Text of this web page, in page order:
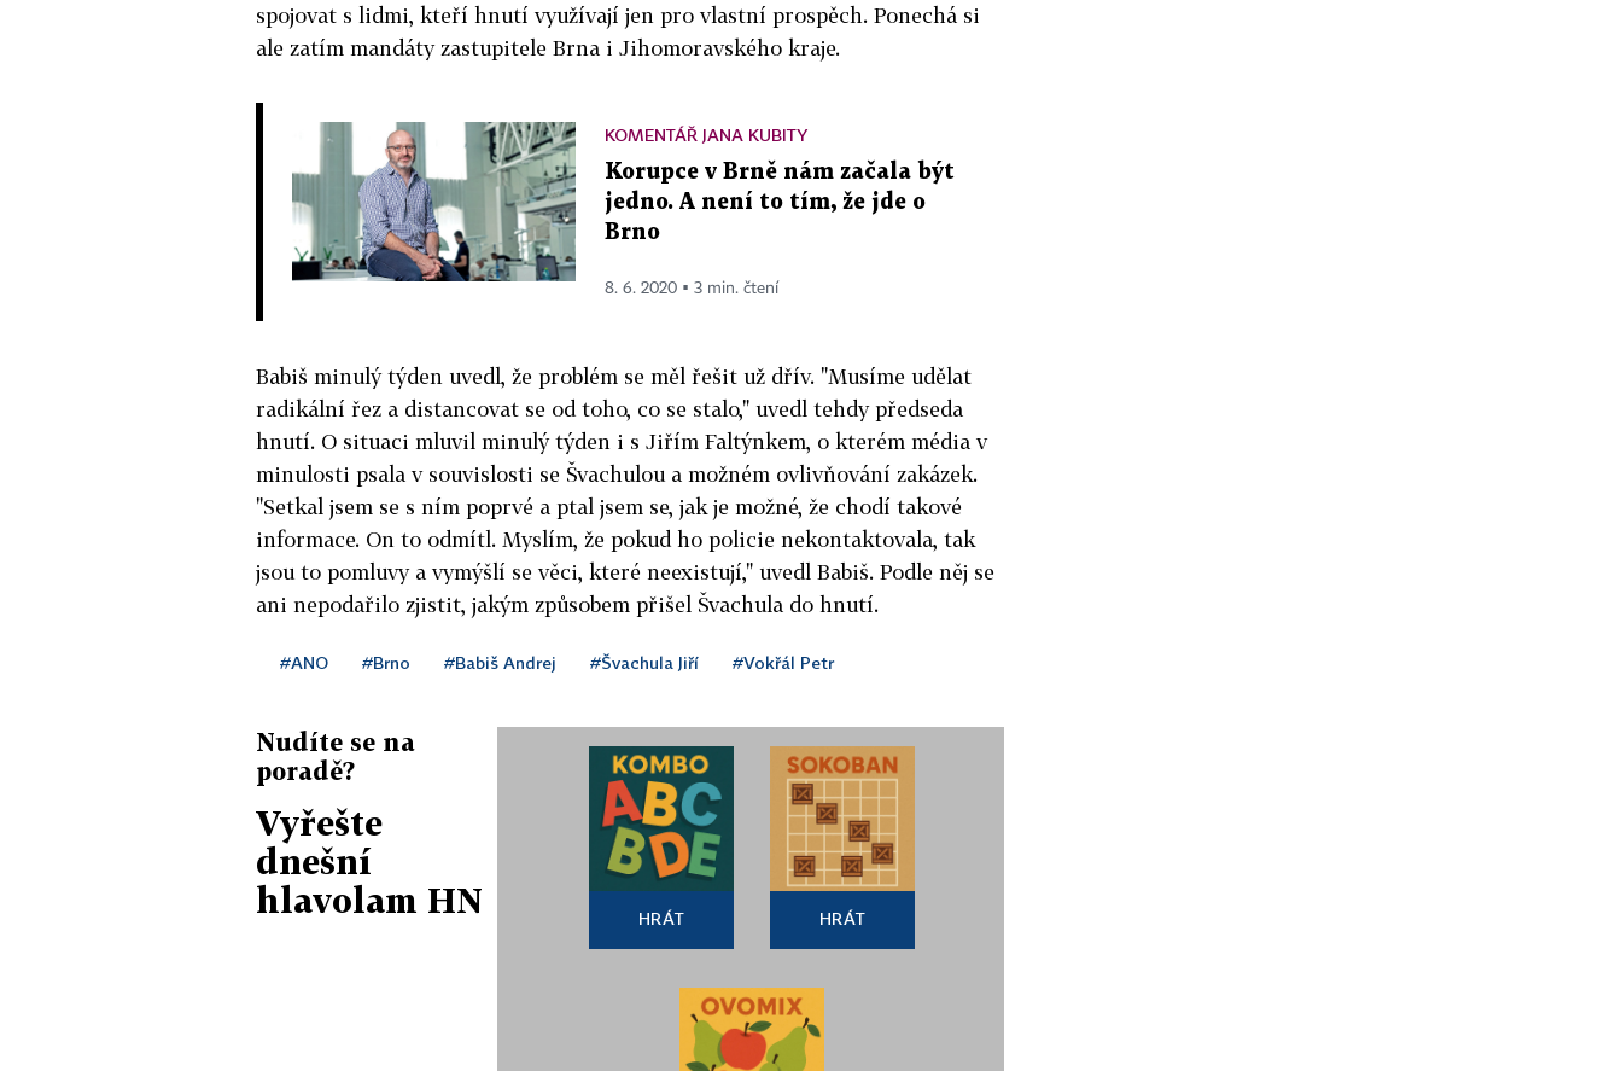
spojovat s lidmi, kteří hnutí využívají jen pro vlastní prospěch. Ponechá si
ale zatím mandáty zastupitele Brna i Jihomoravského kraje.
KOMENTÁŘ JANA KUBITY
Korupce v Brně nám začala být
jedno. A není to tím, že jde o
Brno
8. 6. 2020 ▪ 3 min. čtení
Babiš minulý týden uvedl, že problém se měl řešit už dřív. "Musíme udělat
radikální řez a distancovat se od toho, co se stalo," uvedl tehdy předseda
hnutí. O situaci mluvil minulý týden i s Jiřím Faltýnkem, o kterém média v
minulosti psala v souvislosti se Švachulou a možném ovlivňování zakázek.
"Setkal jsem se s ním poprvé a ptal jsem se, jak je možné, že chodí takové
informace. On to odmítl. Myslím, že pokud ho policie nekontaktovala, tak
jsou to pomluvy a vymýšlí se věci, které neexistují," uvedl Babiš. Podle něj se
ani nepodařilo zjistit, jakým způsobem přišel Švachula do hnutí.
#ANO #Brno #Babiš Andrej #Švachula Jiří #Vokřál Petr
Nudíte se na
poradě?
Vyřešte
dnešní
hlavolam HN
HRÁT HRÁT